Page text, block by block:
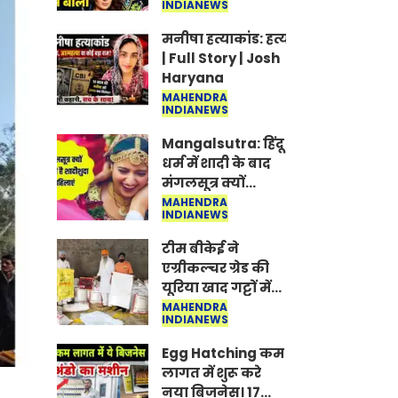
Jantar-Mantar |
CJP protest
INDIANEWS
मनीषा हत्याकांड: हत्या, आत्महत्या या
| Full Story | Josh
Haryana
MAHENDRA
INDIANEWS
Mangalsutra: हिंदू
धर्म में शादी के बाद
मंगलसूत्र क्यों
पहनती है महिलाएं,
किसने शुरु की ये
परंपरा
MAHENDRA
INDIANEWS
टीम बीकेई ने
एग्रीकल्चर ग्रेड की
यूरिया खाद गट्टों में
बदलकर टेक्निकल
ग्रेड में बेचने वालों पर
करवाई कार्रवाई:
लखविंदर सिंह
औलख
MAHENDRA
INDIANEWS
Egg Hatching कम
लागत में शुरू करे
नया बिजनेस। 17